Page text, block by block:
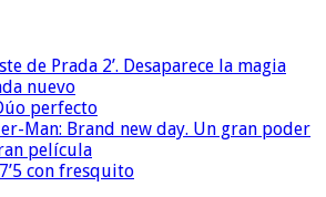
de Prada 2’. Desaparece la magia
nuevo
perfecto
Man: Brand new day. Un gran poder
película
con fresquito